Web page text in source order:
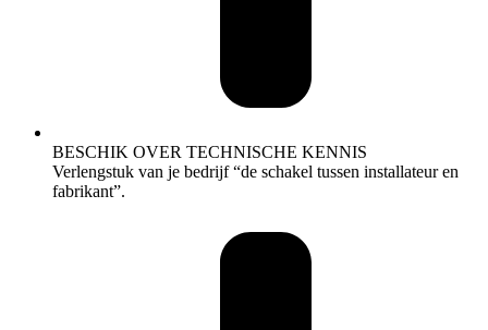
BESCHIK OVER TECHNISCHE KENNIS
Verlengstuk van je bedrijf “de schakel tussen installateur en
fabrikant”.